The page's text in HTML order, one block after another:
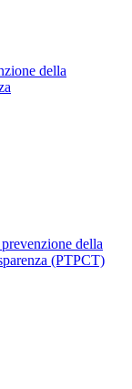
della
della
(PTPCT)